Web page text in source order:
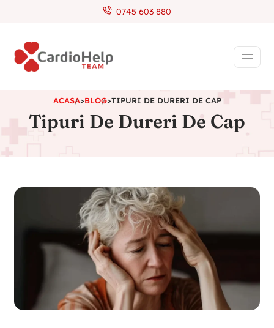
0745 603 880
ACASA>BLOG>TIPURI DE DURERI DE CAP
Tipuri De Dureri De Cap